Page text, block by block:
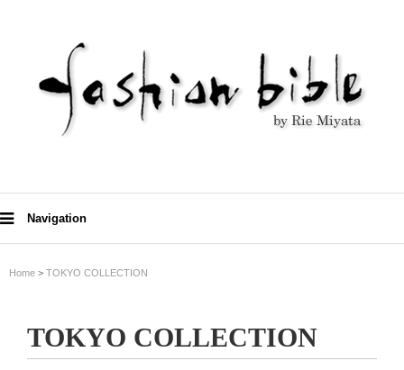
Navigation
Home > TOKYO COLLECTION
TOKYO COLLECTION